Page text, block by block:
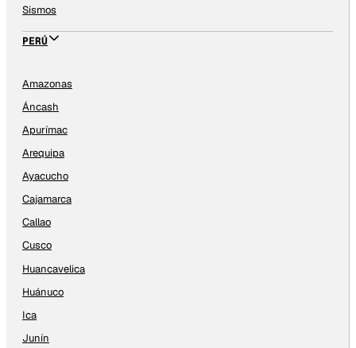
Sismos
PERÚ
Amazonas
Áncash
Apurímac
Arequipa
Ayacucho
Cajamarca
Callao
Cusco
Huancavelica
Huánuco
Ica
Junín